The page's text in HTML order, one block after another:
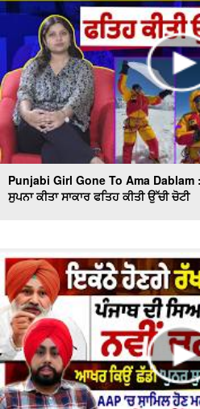
Punjabi Girl Gone To Ama Dablam :
ਸੁਪਨਾ ਕੀਤਾ ਸਾਕਾਰ ਫਤਿਹ ਕੀਤੀ ਉੱਚੀ ਚੋਟੀ